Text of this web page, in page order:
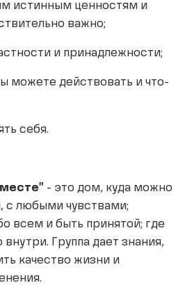
истинным ценностям и
важно;
и принадлежности;
можете действовать и что-
себя.
- это дом, куда можно
с любыми чувствами;
всем и быть принятой; где
Группа дает знания,
качество жизни и